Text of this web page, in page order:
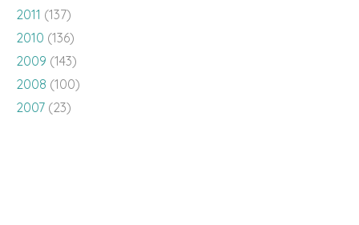
2011 (137)
2010 (136)
2009 (143)
2008 (100)
2007 (23)